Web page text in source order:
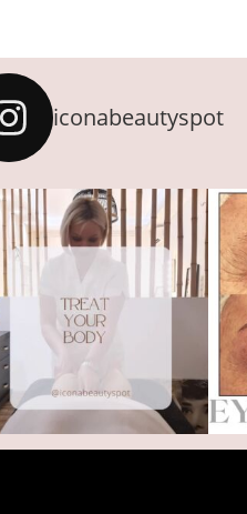
iconabeautyspot